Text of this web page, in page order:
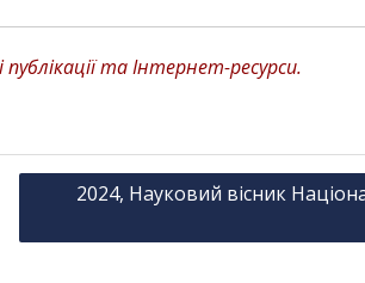
та Інтернет-ресурси.
2024, Науковий вісник